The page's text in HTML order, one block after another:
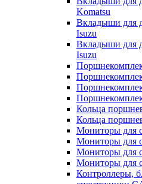
Komatsu
Вкладыши для
Isuzu
Вкладыши для
Isuzu
Кольца
Кольца
Мониторы для
Мониторы для
Мониторы для
Мониторы для
Контроллеры,